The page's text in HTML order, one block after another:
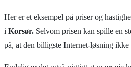
Her er et eksempel på priser og
i Korsør. Selvom prisen kan spille en
på, at den billigste Internet-løsning ikke